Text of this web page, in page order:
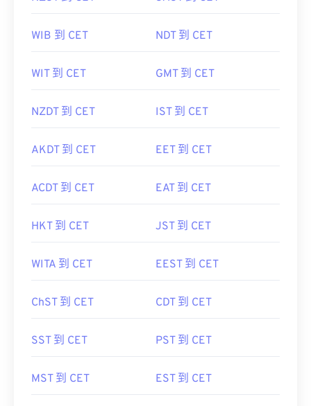
WIB 到 CET NDT 到 CET
WIT 到 CET GMT 到 CET
NZDT 到 CET IST 到 CET
AKDT 到 CET EET 到 CET
ACDT 到 CET EAT 到 CET
HKT 到 CET JST 到 CET
WITA 到 CET EEST 到 CET
ChST 到 CET CDT 到 CET
SST 到 CET PST 到 CET
MST 到 CET EST 到 CET